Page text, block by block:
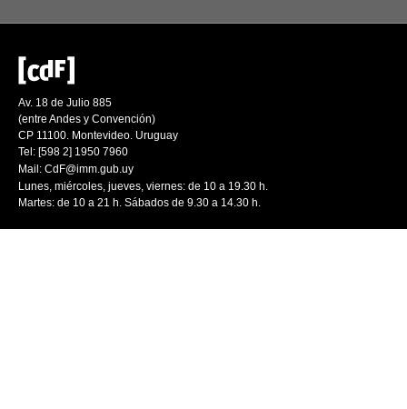
Av. 18 de Julio 885
(entre Andes y Convención)
CP 11100. Montevideo. Uruguay
Tel: [598 2] 1950 7960
Mail: CdF@imm.gub.uy
Lunes, miércoles, jueves, viernes: de 10 a 19.30 h.
Martes: de 10 a 21 h. Sábados de 9.30 a 14.30 h.